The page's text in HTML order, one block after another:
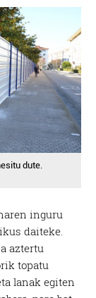
dute.
inguru
daiteke.
aztertu
topatu
lanak egiten